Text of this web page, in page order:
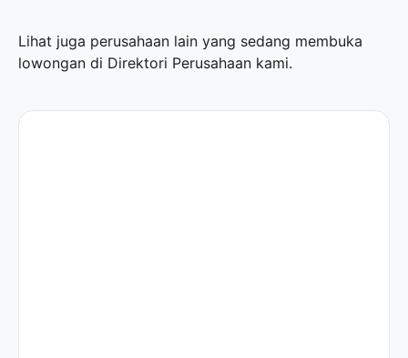
Lihat juga perusahaan lain yang sedang membuka
lowongan di Direktori Perusahaan kami.